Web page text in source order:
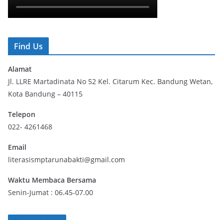
Find Us
Alamat
Jl. LLRE Martadinata No 52 Kel. Citarum Kec. Bandung Wetan,
Kota Bandung – 40115
Telepon
022- 4261468
Email
literasismptarunabakti@gmail.com
Waktu Membaca Bersama
Senin-Jumat : 06.45-07.00